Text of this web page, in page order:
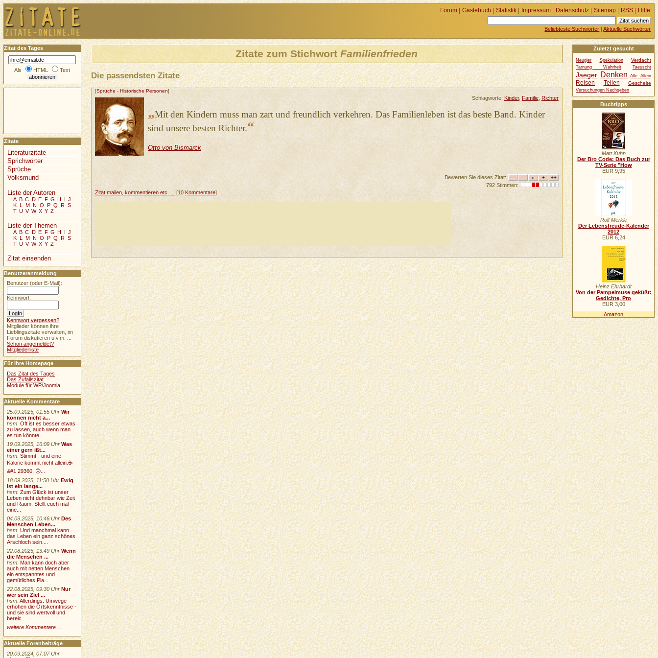
Zitate zum StichwortFamilienfrieden
Die passendsten Zitate
[Sprüche - Historische Personen]
Schlagworte: Kinder, Familie, Richter
„Mit den Kindern muss man zart und freundlich verkehren. Das Familienleben ist das beste Band. Kinder
sind unsere besten Richter.“
Otto von Bismarck
Bewerten Sie dieses Zitat:
792 Stimmen:
Zitat mailen, kommentieren etc. ...
[10 Kommentare]
Zuletzt gesucht
Neugier Spekulation Verdacht
Tarnung Wahrheit Taeuscht
Jaeger Denken Alle Allein
Reisen Teilen Gescheite
Versuchungen Nachgeben
Buchtipps
Matt Kuhn
Der Bro Code: Das Buch zur
TV-Serie "How
EUR 9,95
Rolf Merkle
Der Lebensfreude-Kalender
2012
EUR 6,24
Heinz Ehrhardt
Von der Pampelmuse geküßt:
Gedichte, Pro
EUR 3,00
Amazon
Zitat des Tages
Als HTML Text
Zitate
Literaturzitate
Sprichwörter
Sprüche
Volksmund
Liste der Autoren
A B C D E F G H I J
K L M N O P Q R S
T U V W X Y Z
Liste der Themen
A B C D E F G H I J
K L M N O P Q R S
T U V W X Y Z
Zitat einsenden
Benutzeranmeldung
Benutzer (oder E-Mail):
Kennwort:
Kennwort vergessen?
Mitglieder können ihre
Lieblingszitate verwalten, im
Forum diskutieren u.v.m. ...
Schon angemeldet?
Mitgliederliste
Für Ihre Homepage
Das Zitat des Tages
Das Zufallszitat
Module für WP/Joomla
Aktuelle Kommentare
25.09.2025, 01:55 Uhr Wir
können nicht a...
hsm:Oft ist es besser etwas
zu lassen, auch wenn man
es tun könnte....
19.09.2025, 16:09 Uhr Was
einer gern ißt...
hsm:Stimmt - und eine
Kalorie kommt nicht allein.☕
&#1 29360; 🙃...
18.09.2025, 11:50 Uhr Ewig
ist ein lange...
hsm:Zum Glück ist unser
Leben nicht dehnbar wie Zeit
und Raum. Stellt euch mal
eine...
04.09.2025, 10:46 Uhr Des
Menschen Leben...
hsm:Und manchmal kann
das Leben ein ganz schönes
Arschloch sein....
22.08.2025, 13:49 Uhr Wenn
die Menschen ...
hsm:Man kann doch aber
auch mit netten Menschen
ein entspanntes und
gemütliches Pla...
22.08.2025, 09:30 Uhr Nur
wer sein Ziel ...
hsm:Allerdings: Umwege
erhöhen die Ortskenntnisse -
und sie sind wertvoll und
bereic...
weitere Kommentare ...
Aktuelle Forenbeiträge
20.09.2024, 07:07 Uhr
Forum| Gästebuch | Statistik| Impressum| Datenschutz| Sitemap| RSS| Hilfe
Beliebteste Suchwörter |Aktuelle Suchwörter